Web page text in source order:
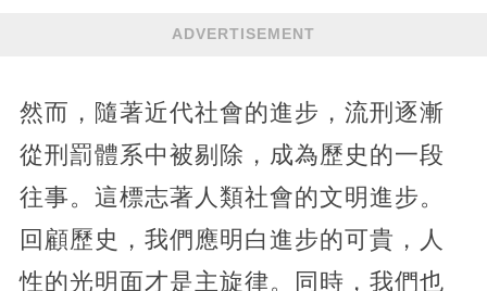
ADVERTISEMENT
然而，隨著近代社會的進步，流刑逐漸
從刑罰體系中被剔除，成為歷史的一段
往事。這標志著人類社會的文明進步。
回顧歷史，我們應明白進步的可貴，人
性的光明面才是主旋律。同時，我們也